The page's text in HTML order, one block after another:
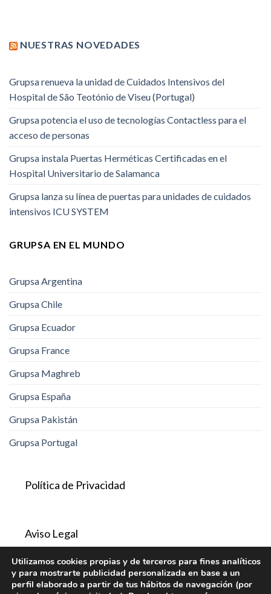
NUESTRAS NOVEDADES
Grupsa renueva la unidad de Cuidados Intensivos del
Hospital de São Teotónio de Viseu (Portugal)
Grupsa potencia el uso de tecnologías Contactless para el
acceso de personas
Grupsa instala Puertas Herméticas Certificadas en el
Hospital Universitario de Salamanca
Grupsa lanza su línea de puertas para unidades de cuidados
intensivos ICU SYSTEM
GRUPSA EN EL MUNDO
Grupsa Argentina
Grupsa Chile
Grupsa Ecuador
Grupsa France
Grupsa Maghreb
Grupsa España
Grupsa Pakistán
Grupsa Portugal
Política de Privacidad
Aviso Legal
Política de Cookies
Utilizamos cookies propias y de terceros para fines analíticos
y para mostrarte publicidad personalizada en base a un
perfil elaborado a partir de tus hábitos de navegación (por